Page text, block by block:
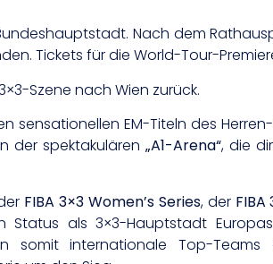
Nach dem
Tickets für die World-Tour-
Szene nach Wien zurück.
sensationellen EM-Titeln des
der spektakulären „A1-Arena“, die
FIBA 3×3 Women’s Series, der
Status als 3×3-Hauptstadt
internationale Top-Teams